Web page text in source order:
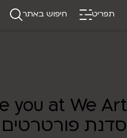
תפריט חיפוש באתר
you at We Art
סדנת פורטרטים